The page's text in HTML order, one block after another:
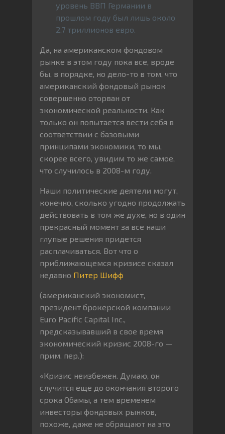
уровень ВВП Германии в
прошлом году был лишь около
2,7 триллионов евро.
Да, на американском фондовом
рынке в этом году пока все, вроде
бы, в порядке, но дело-то в том, что
американский фондовый рынок
совершенно оторван от
экономической реальности. Как
только он попытается вести себя в
соответствии с базовыми
принципами экономики, то мы,
скорее всего, увидим то же самое,
что случилось в 2008-м году.
Наши политические деятели могут,
конечно, сколько угодно продолжать
действовать в том же духе, но в один
прекрасный момент за все наши
глупые решения придется
расплачиваться. Вот что о
приближающемся кризисе сказал
недавно Питер Шифф
(американский экономист,
президент брокерской компании
Euro Pacific Capital Inc.,
предсказывавший в свое время
экономический кризис 2008-го —
прим. пер.):
«Кризис неизбежен. Думаю, он
случится еще до окончания второго
срока Обамы, а тем временем
инвесторы фондовых рынков,
похоже, даже не обращают на это